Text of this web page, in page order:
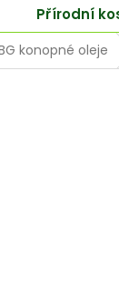
Přírodní
konopné oleje